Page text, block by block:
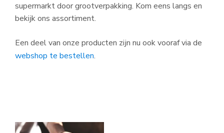
supermarkt door grootverpakking. Kom eens langs en
bekijk ons assortiment.
Een deel van onze producten zijn nu ook vooraf via de
webshop te bestellen.